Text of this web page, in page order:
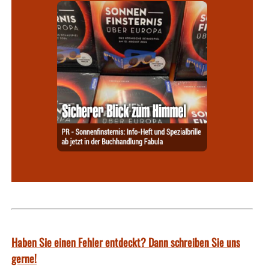
Haben Sie einen Fehler entdeckt? Dann schreiben Sie uns
gerne!